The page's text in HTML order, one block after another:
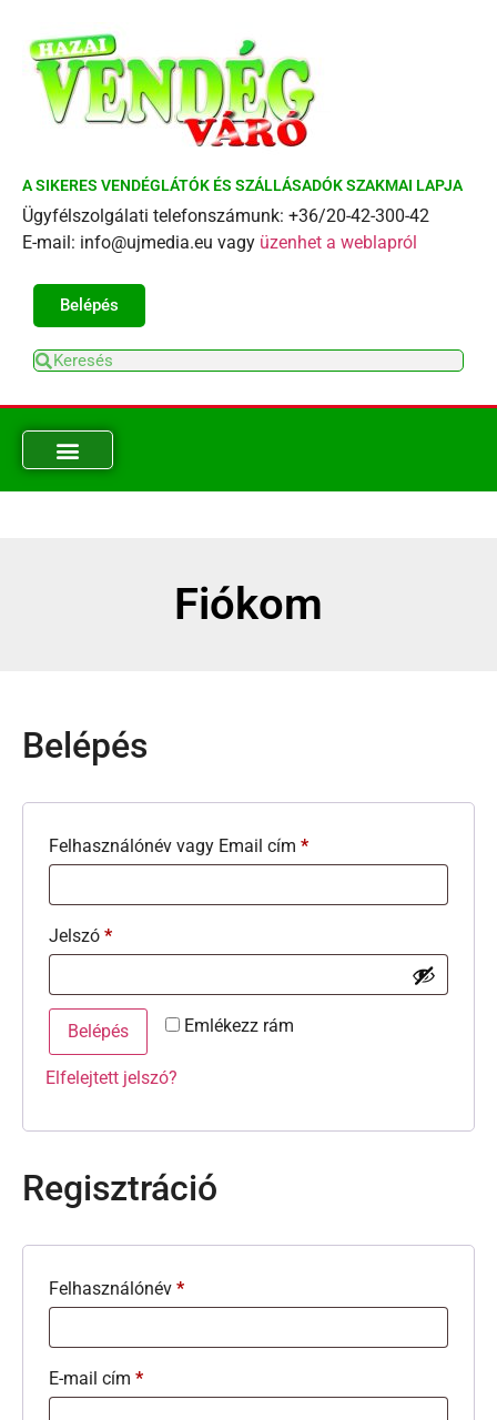
A SIKERES VENDÉGLÁTÓK ÉS SZÁLLÁSADÓK SZAKMAI LAPJA
Ügyfélszolgálati telefonszámunk: +36/20-42-300-42
E-mail: info@ujmedia.eu vagy üzenhet a weblapról
Belépés
Fiókom
Belépés
Felhasználónév vagy Email cím *
Jelszó *
Emlékezz rám
Belépés
Elfelejtett jelszó?
Regisztráció
Felhasználónév *
E-mail cím *